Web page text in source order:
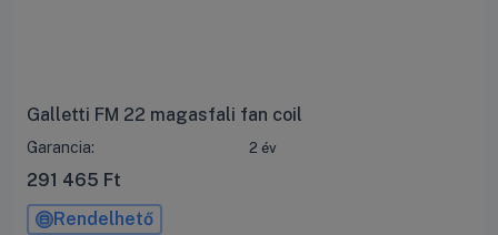
Galletti FM 22 magasfali fan coil
Garancia: 2 év
291 465 Ft
Rendelhető